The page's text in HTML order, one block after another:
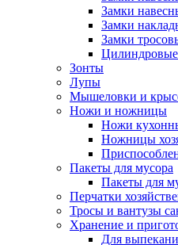
Замки
Замки
Замки
Зонты
Лупы
Мышеловки и
Ножи и ножницы
Ножи
Ножницы
Пакеты для мусора
Пакеты для
Перчатки
Тросы и вантузы
Хранение и
Для